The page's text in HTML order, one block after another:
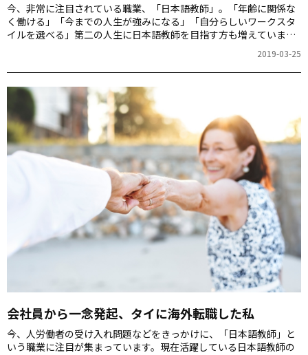
今、非常に注目されている職業、「日本語教師」。「年齢に関係な
く働ける」「今までの人生が強みになる」「自分らしいワークスタ
イルを選べる」――第二の人生に日本語教師を目指す方も増えていま
国して日本語教師として活躍している仲野睦子さんに、タイでの生
活や現在の仕事について伺います。
2019-03-25
会社員から一念発起、タイに海外転職した私
今、人労働者の受け入れ問題などをきっかけに、「日本語教師」と
いう職業に注目が集まっています。現在活躍している日本語教師の